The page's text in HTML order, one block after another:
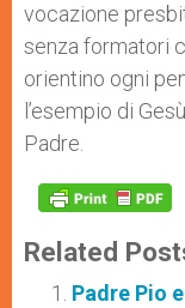
vocazione
senza formatori
orientino ogni
l’esempio di
Padre.
Related
Padre Pio